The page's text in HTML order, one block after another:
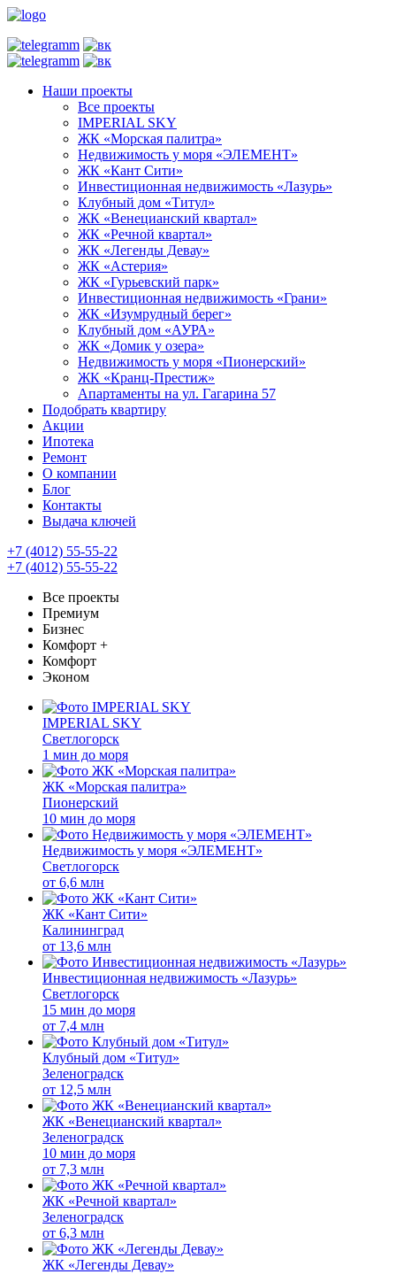
Наши проекты
Все проекты
IMPERIAL SKY
ЖК «Морская палитра»
Недвижимость у моря «ЭЛЕМЕНТ»
ЖК «Кант Сити»
Инвестиционная недвижимость «Лазурь»
Клубный дом «Титул»
ЖК «Венецианский квартал»
ЖК «Речной квартал»
ЖК «Легенды Девау»
ЖК «Астерия»
ЖК «Гурьевский парк»
Инвестиционная недвижимость «Грани»
ЖК «Изумрудный берег»
Клубный дом «АУРА»
ЖК «Домик у озера»
Недвижимость у моря «Пионерский»
ЖК «Кранц-Престиж»
Апартаменты на ул. Гагарина 57
Подобрать квартиру
Акции
Ипотека
Ремонт
О компании
Блог
Контакты
Выдача ключей
+7 (4012) 55-55-22
+7 (4012) 55-55-22
Все проекты
Премиум
Бизнес
Комфорт +
Комфорт
Эконом
IMPERIAL SKY
Светлогорск
1 мин до моря
ЖК «Морская палитра»
Пионерский
10 мин до моря
Недвижимость у моря «ЭЛЕМЕНТ»
Светлогорск
от 6,6 млн
ЖК «Кант Сити»
Калининград
от 13,6 млн
Инвестиционная недвижимость «Лазурь»
Светлогорск
15 мин до моря
от 7,4 млн
Клубный дом «Титул»
Зеленоградск
от 12,5 млн
ЖК «Венецианский квартал»
Зеленоградск
10 мин до моря
от 7,3 млн
ЖК «Речной квартал»
Зеленоградск
от 6,3 млн
ЖК «Легенды Девау»